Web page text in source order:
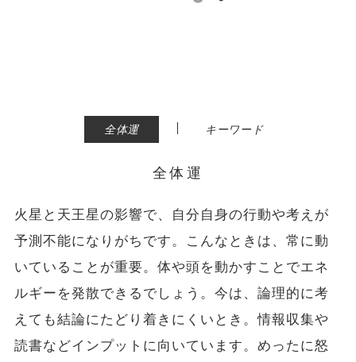
全体運 | キーワード
全体運
火星と天王星の影響で、自分自身の行動や考えが
予測不能になりがちです。こんなときは、常に動
いていることが重要。体や頭を動かすことでエネ
ルギーを発散できるでしょう。今は、論理的に考
えても結論にたどり着きにくいとき。情報収集や
読書などインプットに向いています。めったに怒